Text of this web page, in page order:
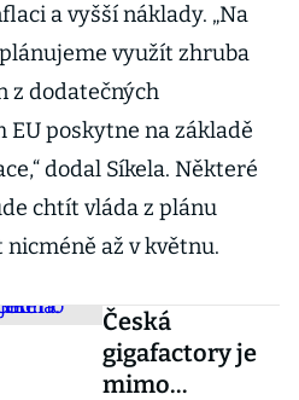
a vyšší náklady. „Na
využít zhruba
z dodatečných
poskytne na základě
dodal Síkela. Některé
chtít vláda z plánu
až v květnu.
Česká
gigafactory je
mimo